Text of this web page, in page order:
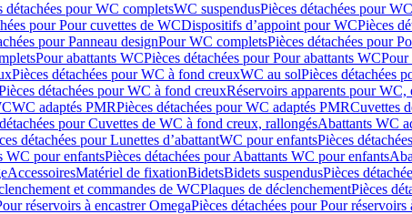
détachées pour WC completsWC suspendusPièces détachées pour
pour Pour cuvettes de WCDispositifs d’appoint pour WCPièces
pour Panneau designPour WC completsPièces détachées pour
Pour abattants WCPièces détachées pour Pour abattants WCPour
Pièces détachées pour WC à fond creuxWC au solPièces détachées
détachées pour WC à fond creuxRéservoirs apparents pour WC,
WC adaptés PMRPièces détachées pour WC adaptés PMRCuvettes
pour Cuvettes de WC à fond creux, rallongésAbattants WC
détachées pour Lunettes d’abattantWC pour enfantsPièces
WC pour enfantsPièces détachées pour Abattants WC pour enfants
AccessoiresMatériel de fixationBidetsBidets suspendusPièces
et commandes de WCPlaques de déclenchementPièces
réservoirs à encastrer OmegaPièces détachées pour Pour réservoirs